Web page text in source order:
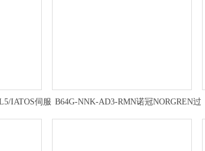
IATOS伺服 B64G-NNK-AD3-RMN诺冠NORGREN过